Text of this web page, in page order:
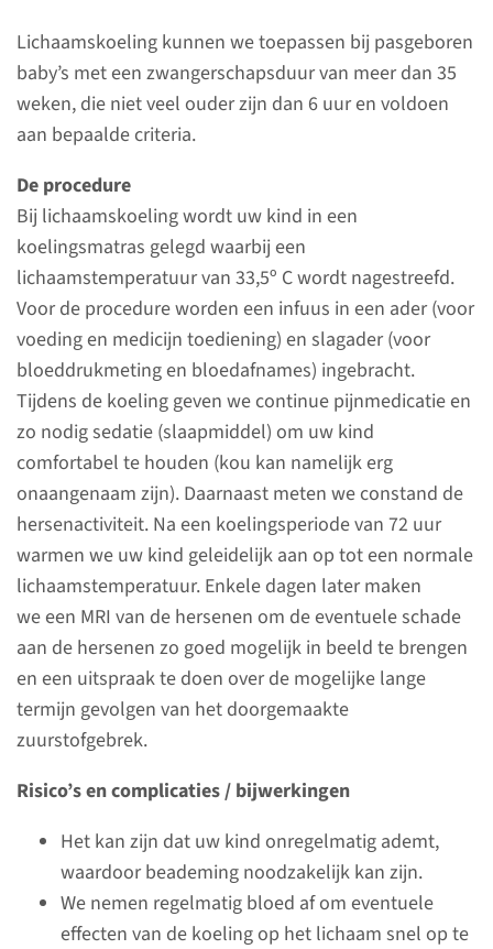
Lichaamskoeling kunnen we toepassen bij pasgeboren
baby’s met een zwangerschapsduur van meer dan 35
weken, die niet veel ouder zijn dan 6 uur en voldoen
aan bepaalde criteria.
De procedure
Bij lichaamskoeling wordt uw kind in een
koelingsmatras gelegd waarbij een
lichaamstemperatuur van 33,5º C wordt nagestreefd.
Voor de procedure worden een infuus in een ader (voor
voeding en medicijn toediening) en slagader (voor
bloeddrukmeting en bloedafnames) ingebracht.
Tijdens de koeling geven we continue pijnmedicatie en
zo nodig sedatie (slaapmiddel) om uw kind
comfortabel te houden (kou kan namelijk erg
onaangenaam zijn). Daarnaast meten we constand de
hersenactiviteit. Na een koelingsperiode van 72 uur
warmen we uw kind geleidelijk aan op tot een normale
lichaamstemperatuur. Enkele dagen later maken
we een MRI van de hersenen om de eventuele schade
aan de hersenen zo goed mogelijk in beeld te brengen
en een uitspraak te doen over de mogelijke lange
termijn gevolgen van het doorgemaakte
zuurstofgebrek.
Risico’s en complicaties / bijwerkingen
Het kan zijn dat uw kind onregelmatig ademt,
waardoor beademing noodzakelijk kan zijn.
We nemen regelmatig bloed af om eventuele
effecten van de koeling op het lichaam snel op te
ademhalingsstelsel
Pijnstilling en sedatie
(slaapmedicatie)
Vervoer
Vervoer in het ziekenhuis
Niet alle onderzoeken en
behandelingen kunnen op de
NICU plaatsvinden. Daarom
brengen we uw kind soms
tijdelijk naar een andere
afdeling.
lees meer
Overplaatsing naar een
ander ziekenhuis
Voeding bij te vroeg
geboren baby’s